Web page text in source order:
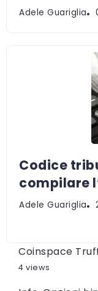
Adele Guariglia
Codice
compilare
Adele Guariglia
Coinspace
4 views